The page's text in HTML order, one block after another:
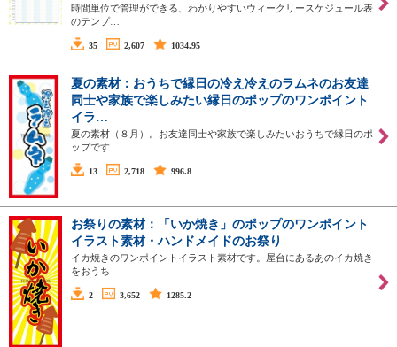
時間単位で管理ができる、わかりやすいウィークリースケジュール表
のテンプ…
35 2,607 1034.95
夏の素材：おうちで縁日の冷え冷えのラムネのお友達
同士や家族で楽しみたい縁日のポップのワンポイント
イラ…
夏の素材（８月）。お友達同士や家族で楽しみたいおうちで縁日のポ
ップです…
13 2,718 996.8
お祭りの素材：「いか焼き」のポップのワンポイント
イラスト素材・ハンドメイドのお祭り
イカ焼きのワンポイントイラスト素材です。屋台にあるあのイカ焼き
をおうち…
2 3,652 1285.2